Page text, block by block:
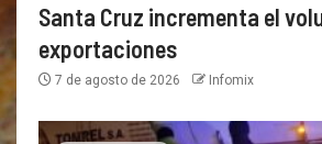
Santa Cruz incrementa el
exportaciones
7 de agosto de 2026 Infomix